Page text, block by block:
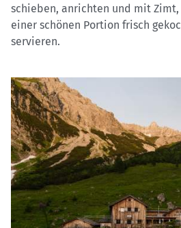
schieben, anrichten und mit Zimt,
einer schönen Portion frisch
servieren.